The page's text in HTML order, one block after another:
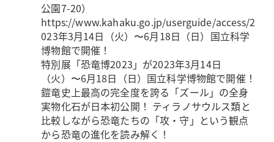
公園7-20）
https://www.kahaku.go.jp/userguide/access/2
023年3月14日（火）〜6月18日（日）国立科学
博物館で開催！
特別展「恐竜博2023」が2023年3月14日
（火）〜6月18日（日）国立科学博物館で開催！
鎧竜史上最高の完全度を誇る「ズール」の全身
実物化石が日本初公開！ ティラノサウルス類と
比較しながら恐竜たちの「攻・守」という観点
から恐竜の進化を読み解く！